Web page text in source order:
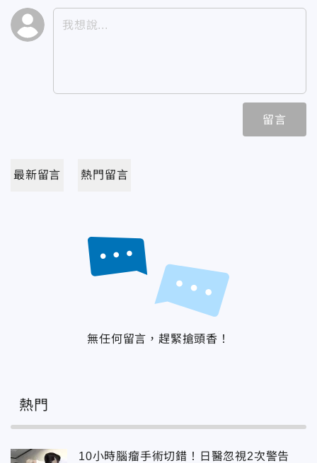
留言
最新留言 熱門留言
無任何留言，趕緊搶頭香！
熱門
10小時腦瘤手術切錯！日醫忽視2次警告